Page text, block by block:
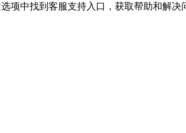
项中找到客服支持入口，获取帮助和解决